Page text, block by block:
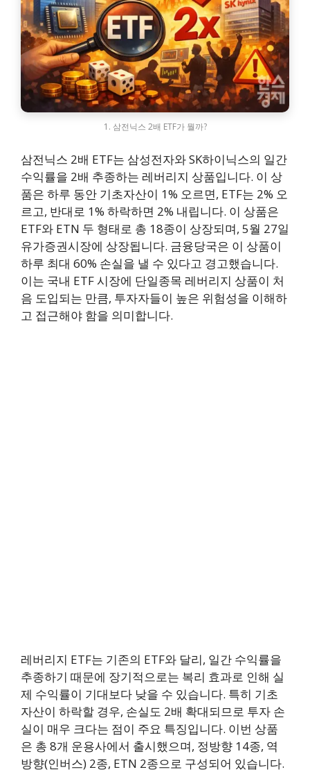
1. 삼전닉스 2배 ETF가 뭘까?
삼전닉스 2배 ETF는 삼성전자와 SK하이닉스의 일간
수익률을 2배 추종하는 레버리지 상품입니다. 이 상
품은 하루 동안 기초자산이 1% 오르면, ETF는 2% 오
르고, 반대로 1% 하락하면 2% 내립니다. 이 상품은
ETF와 ETN 두 형태로 총 18종이 상장되며, 5월 27일
유가증권시장에 상장됩니다. 금융당국은 이 상품이
하루 최대 60% 손실을 낼 수 있다고 경고했습니다.
이는 국내 ETF 시장에 단일종목 레버리지 상품이 처
음 도입되는 만큼, 투자자들이 높은 위험성을 이해하
고 접근해야 함을 의미합니다.
레버리지 ETF는 기존의 ETF와 달리, 일간 수익률을
추종하기 때문에 장기적으로는 복리 효과로 인해 실
제 수익률이 기대보다 낮을 수 있습니다. 특히 기초
자산이 하락할 경우, 손실도 2배 확대되므로 투자 손
실이 매우 크다는 점이 주요 특징입니다. 이번 상품
은 총 8개 운용사에서 출시했으며, 정방향 14종, 역
방향(인버스) 2종, ETN 2종으로 구성되어 있습니다.